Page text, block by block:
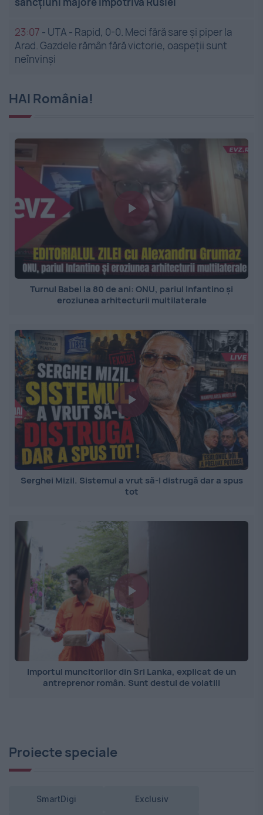
23:07 - UTA - Rapid, 0-0. Meci fără sare și piper la
Arad. Gazdele rămân fără victorie, oaspeții sunt
neînvinși
HAI România!
Turnul Babel la 80 de ani: ONU, pariul Infantino și
eroziunea arhitecturii multilaterale
Serghei Mizil. Sistemul a vrut să-l distrugă dar a spus
tot
Importul muncitorilor din Sri Lanka, explicat de un
antreprenor român. Sunt destul de volatili
Proiecte speciale
SmartDigi Exclusiv